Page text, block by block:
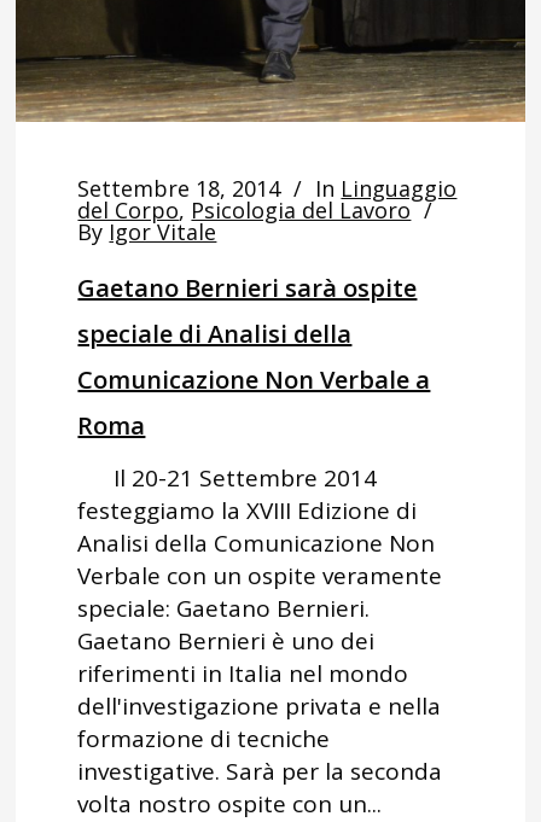
Settembre 18, 2014 In Linguaggio
del Corpo, Psicologia del Lavoro
By Igor Vitale
Gaetano Bernieri sarà ospite
speciale di Analisi della
Comunicazione Non Verbale a
Roma
Il 20-21 Settembre 2014
festeggiamo la XVIII Edizione di
Analisi della Comunicazione Non
Verbale con un ospite veramente
speciale: Gaetano Bernieri.
Gaetano Bernieri è uno dei
riferimenti in Italia nel mondo
dell'investigazione privata e nella
formazione di tecniche
investigative. Sarà per la seconda
volta nostro ospite con un...